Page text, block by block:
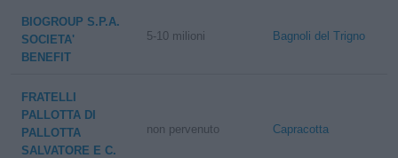
BIOGROUP S.P.A.
SOCIETA'
BENEFIT
5-10 milioni Bagnoli del Trigno
FRATELLI
PALLOTTA DI
PALLOTTA
SALVATORE E C.
non pervenuto Capracotta